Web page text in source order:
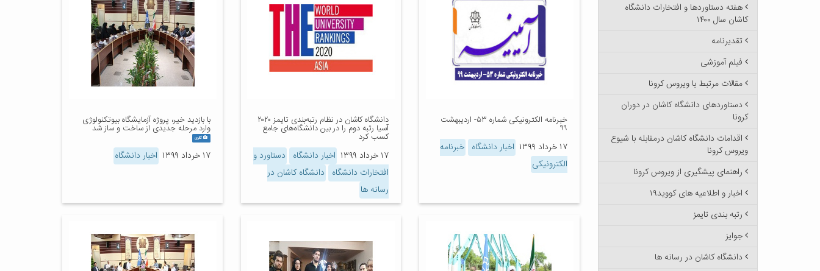
خبرنامه الکترونیکی شماره ۵۳- اردیبهشت
۹۹
۱۷ خرداد ۱۳۹۹ اخبار دانشگاه خبرنامه
الکترونیکی
دانشگاه کاشان در نظام رتبه‌بندی تایمز ۲۰۲۰
آسیا رتبه دوم را در بین دانشگاه‌های جامع
کسب کرد
۱۷ خرداد ۱۳۹۹ اخبار دانشگاه دستاورد و
افتخارات دانشگاه دانشگاه کاشان در
رسانه ها
با بازدید خیر، پروژه آزمایشگاه بیوتکنولوژی
وارد مرحله جدیدی از ساخت و ساز شد
گالری
۱۷ خرداد ۱۳۹۹ اخبار دانشگاه
هفته دستاوردها و افتخارات دانشگاه
کاشان سال ۱۴۰۰
تقدیرنامه
فیلم آموزشی
مقالات مرتبط با ویروس کرونا
دستاوردهای دانشگاه کاشان در دوران
کرونا
اقدامات دانشگاه کاشان درمقابله با شیوع
ویروس کرونا
راهنمای پیشگیری از ویروس کرونا
اخبار و اطلاعیه های کووید۱۹
رتبه بندی تایمز
جوایز
دانشگاه کاشان در رسانه ها